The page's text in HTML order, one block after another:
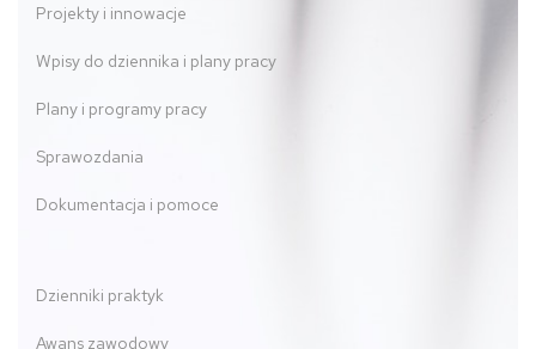
Projekty i innowacje
Wpisy do dziennika i plany pracy
Plany i programy pracy
Sprawozdania
Dokumentacja i pomoce
Dzienniki praktyk
Awans zawodowy